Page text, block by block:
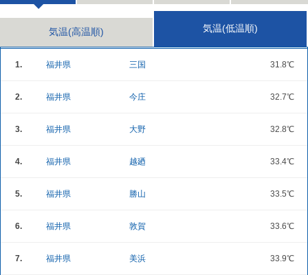
気温(高温順) 気温(低温順)
1. 福井県 三国 31.8℃
2. 福井県 今庄 32.7℃
3. 福井県 大野 32.8℃
4. 福井県 越廼 33.4℃
5. 福井県 勝山 33.5℃
6. 福井県 敦賀 33.6℃
7. 福井県 美浜 33.9℃